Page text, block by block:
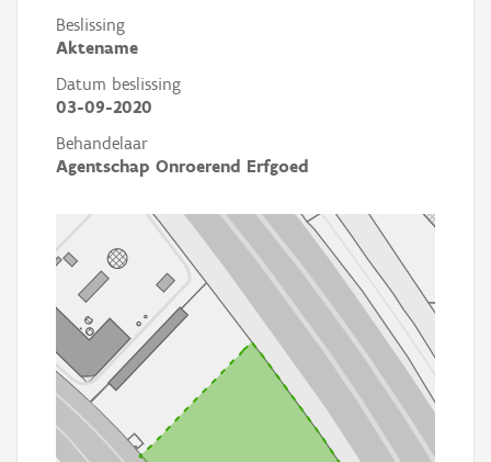
Beslissing
Aktename
Datum beslissing
03-09-2020
Behandelaar
Agentschap Onroerend Erfgoed